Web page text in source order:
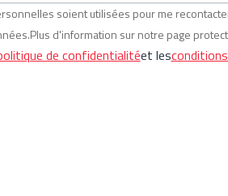
soient utilisées pour me
d'information sur notre page
de confidentialitéet les